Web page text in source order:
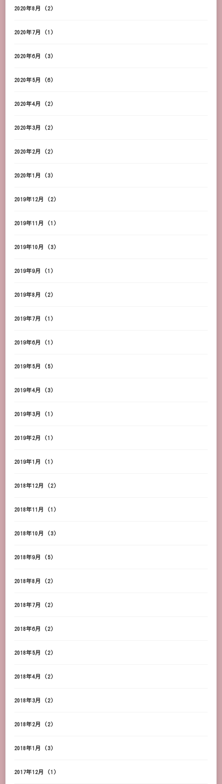
2020年8月 (2)
2020年7月 (1)
2020年6月 (3)
2020年5月 (6)
2020年4月 (2)
2020年3月 (2)
2020年2月 (2)
2020年1月 (3)
2019年12月 (2)
2019年11月 (1)
2019年10月 (3)
2019年9月 (1)
2019年8月 (2)
2019年7月 (1)
2019年6月 (1)
2019年5月 (5)
2019年4月 (3)
2019年3月 (1)
2019年2月 (1)
2019年1月 (1)
2018年12月 (2)
2018年11月 (1)
2018年10月 (3)
2018年9月 (5)
2018年8月 (2)
2018年7月 (2)
2018年6月 (2)
2018年5月 (2)
2018年4月 (2)
2018年3月 (2)
2018年2月 (2)
2018年1月 (3)
2017年12月 (1)